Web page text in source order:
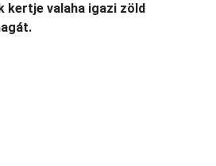
kertje valaha igazi zöld